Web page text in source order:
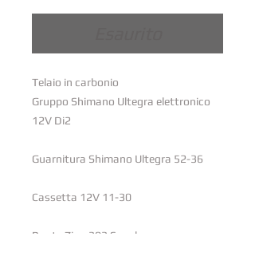
Telaio in carbonio
Gruppo Shimano Ultegra elettronico
12V Di2
Guarnitura Shimano Ultegra 52-36
Cassetta 12V 11-30
Ruote Zipp 303 S carbon